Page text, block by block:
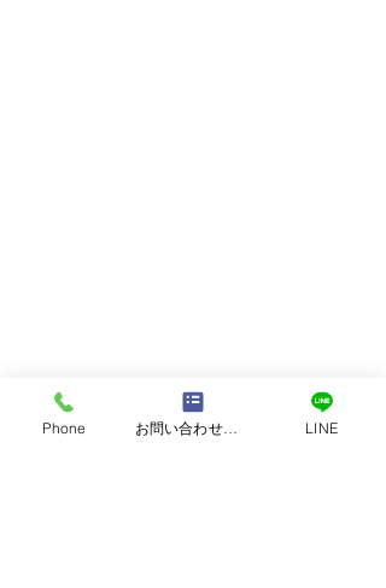
最新記事 すべて表示
Phone お問い合わせフォーム LINE